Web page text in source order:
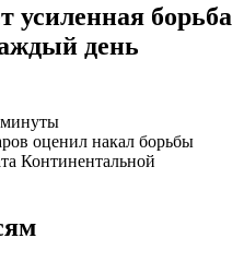
усиленная борьба
день
оценил накал борьбы
Континентальной